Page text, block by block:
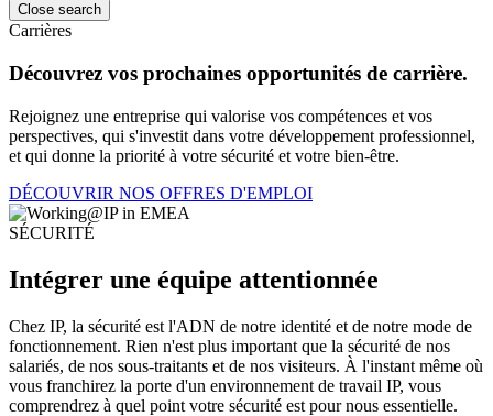
Close search
Carrières
Découvrez vos prochaines opportunités de carrière.
Rejoignez une entreprise qui valorise vos compétences et vos
perspectives, qui s'investit dans votre développement professionnel,
et qui donne la priorité à votre sécurité et votre bien-être.
DÉCOUVRIR NOS OFFRES D'EMPLOI
SÉCURITÉ
Intégrer une équipe attentionnée
Chez IP, la sécurité est l'ADN de notre identité et de notre mode de
fonctionnement. Rien n'est plus important que la sécurité de nos
salariés, de nos sous-traitants et de nos visiteurs. À l'instant même où
vous franchirez la porte d'un environnement de travail IP, vous
comprendrez à quel point votre sécurité est pour nous essentielle.